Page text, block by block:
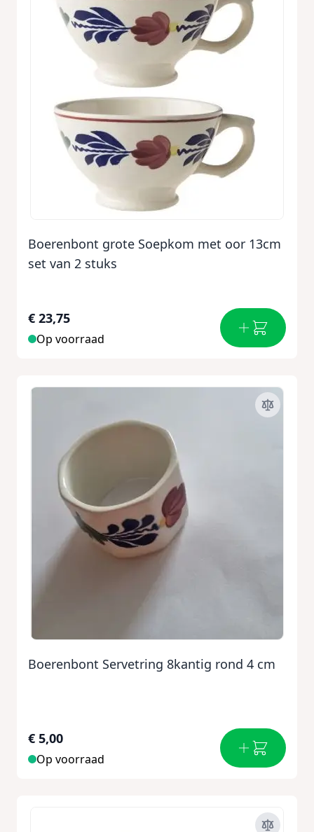
Boerenbont grote Soepkom met oor 13cm
set van 2 stuks
€ 23,75
Op voorraad
Boerenbont Servetring 8kantig rond 4 cm
€ 5,00
Op voorraad